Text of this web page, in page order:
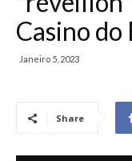
Casino do
Janeiro 5, 2023
Share